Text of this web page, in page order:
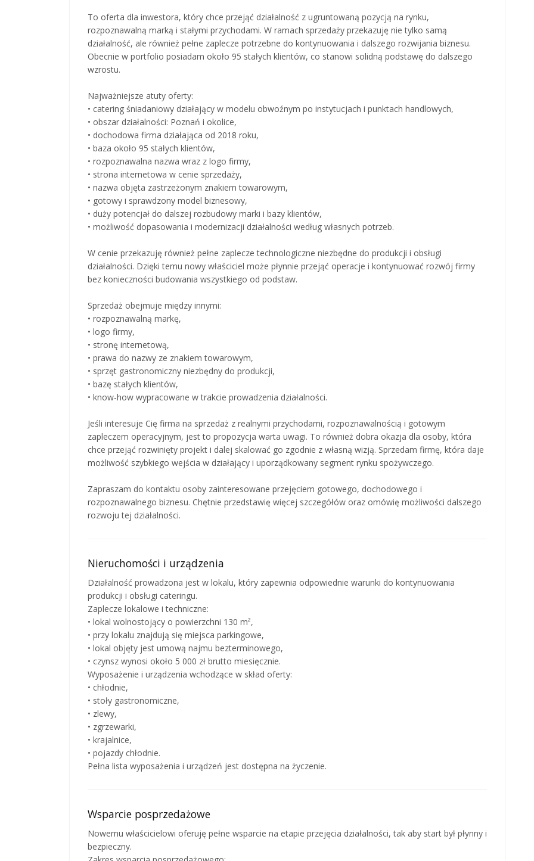
To oferta dla inwestora, który chce przejąć działalność z ugruntowaną pozycją na rynku,
rozpoznawalną marką i stałymi przychodami. W ramach sprzedaży przekazuję nie tylko samą
działalność, ale również pełne zaplecze potrzebne do kontynuowania i dalszego rozwijania biznesu.
Obecnie w portfolio posiadam około 95 stałych klientów, co stanowi solidną podstawę do dalszego
wzrostu.
Najważniejsze atuty oferty:
• catering śniadaniowy działający w modelu obwoźnym po instytucjach i punktach handlowych,
• obszar działalności: Poznań i okolice,
• dochodowa firma działająca od 2018 roku,
• baza około 95 stałych klientów,
• rozpoznawalna nazwa wraz z logo firmy,
• strona internetowa w cenie sprzedaży,
• nazwa objęta zastrzeżonym znakiem towarowym,
• gotowy i sprawdzony model biznesowy,
• duży potencjał do dalszej rozbudowy marki i bazy klientów,
• możliwość dopasowania i modernizacji działalności według własnych potrzeb.
W cenie przekazuję również pełne zaplecze technologiczne niezbędne do produkcji i obsługi
działalności. Dzięki temu nowy właściciel może płynnie przejąć operacje i kontynuować rozwój firmy
bez konieczności budowania wszystkiego od podstaw.
Sprzedaż obejmuje między innymi:
• rozpoznawalną markę,
• logo firmy,
• stronę internetową,
• prawa do nazwy ze znakiem towarowym,
• sprzęt gastronomiczny niezbędny do produkcji,
• bazę stałych klientów,
• know-how wypracowane w trakcie prowadzenia działalności.
Jeśli interesuje Cię firma na sprzedaż z realnymi przychodami, rozpoznawalnością i gotowym
zapleczem operacyjnym, jest to propozycja warta uwagi. To również dobra okazja dla osoby, która
chce przejąć rozwinięty projekt i dalej skalować go zgodnie z własną wizją. Sprzedam firmę, która daje
możliwość szybkiego wejścia w działający i uporządkowany segment rynku spożywczego.
Zapraszam do kontaktu osoby zainteresowane przejęciem gotowego, dochodowego i
rozpoznawalnego biznesu. Chętnie przedstawię więcej szczegółów oraz omówię możliwości dalszego
rozwoju tej działalności.
Nieruchomości i urządzenia
Działalność prowadzona jest w lokalu, który zapewnia odpowiednie warunki do kontynuowania
produkcji i obsługi cateringu.
Zaplecze lokalowe i techniczne:
• lokal wolnostojący o powierzchni 130 m²,
• przy lokalu znajdują się miejsca parkingowe,
• lokal objęty jest umową najmu bezterminowego,
• czynsz wynosi około 5 000 zł brutto miesięcznie.
Wyposażenie i urządzenia wchodzące w skład oferty:
• chłodnie,
• stoły gastronomiczne,
• zlewy,
• zgrzewarki,
• krajalnice,
• pojazdy chłodnie.
Pełna lista wyposażenia i urządzeń jest dostępna na życzenie.
Wsparcie posprzedażowe
Nowemu właścicielowi oferuję pełne wsparcie na etapie przejęcia działalności, tak aby start był płynny i
bezpieczny.